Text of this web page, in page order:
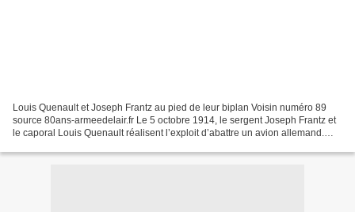
Louis Quenault et Joseph Frantz au pied de leur biplan Voisin numéro 89
source 80ans-armeedelair.fr Le 5 octobre 1914, le sergent Joseph Frantz et
le caporal Louis Quenault réalisent l’exploit d’abattre un avion allemand.